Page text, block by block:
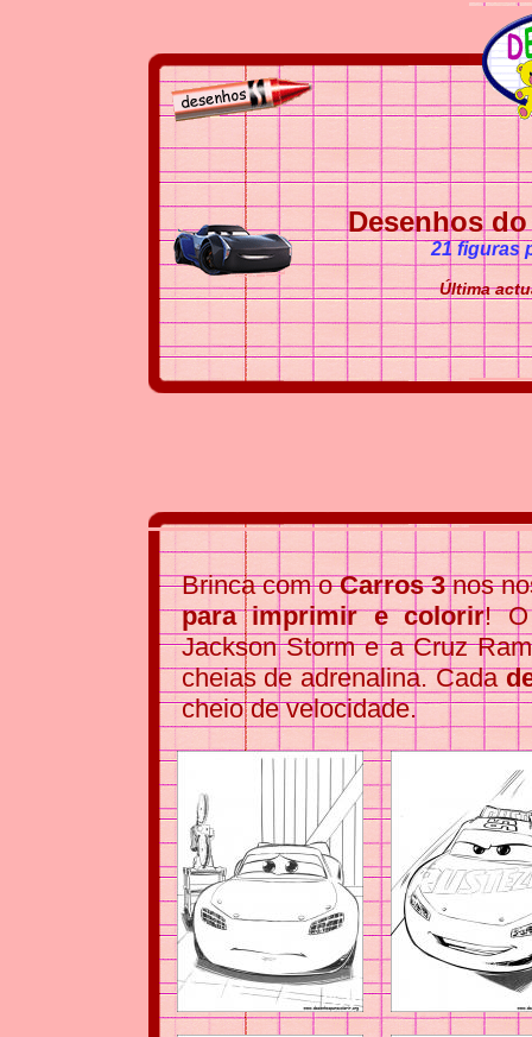
Desenhos
21 figuras
Última
Brinca com oCarros 3nos
para imprimir e colorir! O
Jackson Storm e a Cruz
cheias de adrenalina. Cada
cheio de velocidade.